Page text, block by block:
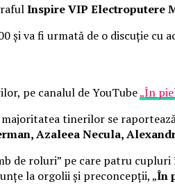
Inspire VIP Electroputere
și va fi urmată de o discuție cu
pe canalul de YouTube„În
tinerilor se
Azaleea Necula,
de roluri” pe care patru
la orgolii și preconcepții, „În